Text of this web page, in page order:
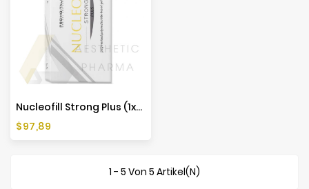
Nucleofill Strong Plus (1x2ml)
Preis
$97,89
1 - 5 Von 5 Artikel(n)